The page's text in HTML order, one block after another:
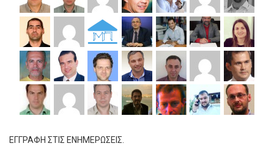
ΕΓΓΡΑΦΗ ΣΤΙΣ ΕΝΗΜΕΡΩΣΕΙΣ.